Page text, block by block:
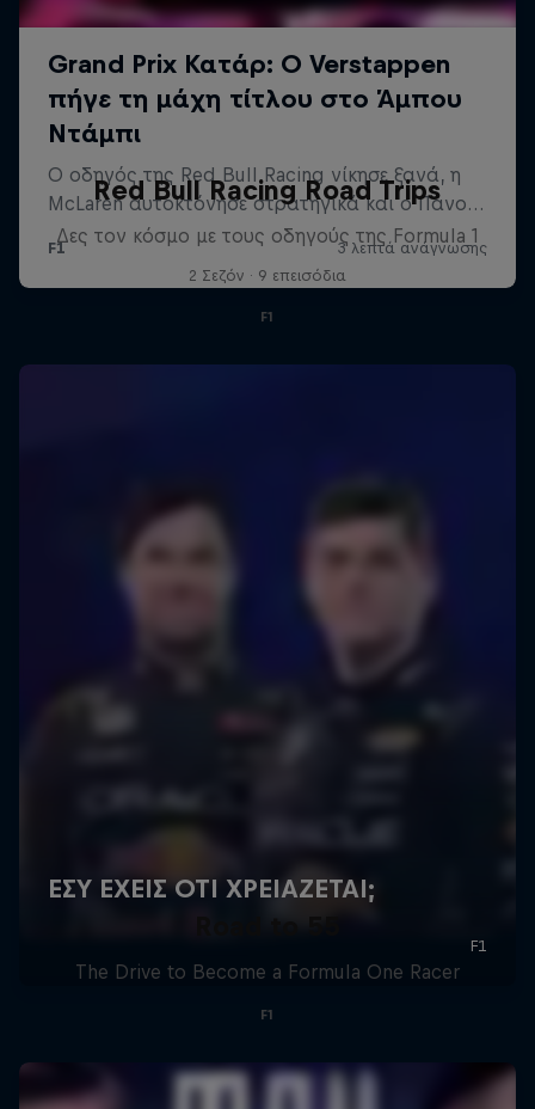
Red Bull Racing Road Trips
Δες τον κόσμο με τους οδηγούς της Formula 1
2 Σεζόν · 9 επεισόδια
F1
The Drive to Become a Formula One Racer
F1